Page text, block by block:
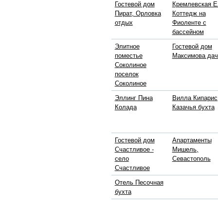
Гостевой дом
Пират, Орловка
отдых
Кремлевская
Коттедж на
Фиоленте с
бассейном
Элитное
поместье
Соколиное
поселок
Соколиное
Гостевой дом
Максимова
Эллинг Пина
Колада
Вилла
Казачья бухта
Гостевой дом
Счастливое -
село
Счастливое
Апартаменты
Мишель,
Севастополь
Отель Песочная
бухта